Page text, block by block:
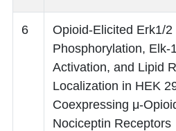
6
Opioid-Elicited Erk1/2
Phosphorylation, Elk-
Activation, and Lipid
Localization in HEK
Coexpressing μ-
Nociceptin Receptors